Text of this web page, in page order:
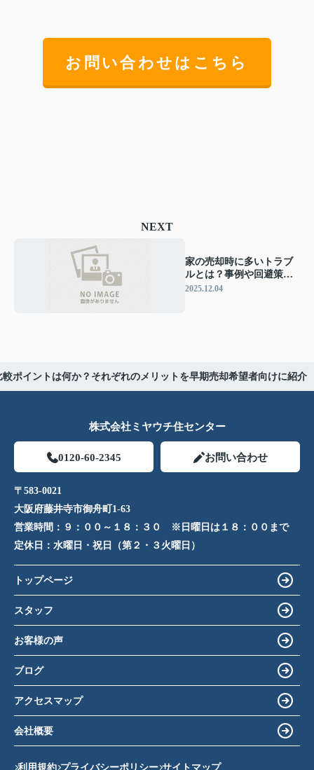
お問い合わせはこちら
NEXT
家の売却時に多いトラブ
ルとは？事例や回避策も
紹介
2025.12.04
ポイントは何か？それぞれのメリットを早期売却希望者向けに紹介
株式会社ミヤウチ住センター
0120-60-2345 お問い合わせ
〒583-0021
大阪府藤井寺市御舟町1-63
営業時間： ９：００～１８：３０ ※日曜日は１８：００まで
定休日： 水曜日・祝日（第２・３火曜日）
トップページ
スタッフ
お客様の声
ブログ
アクセスマップ
会社概要
利用規約 プライバシーポリシー サイトマップ